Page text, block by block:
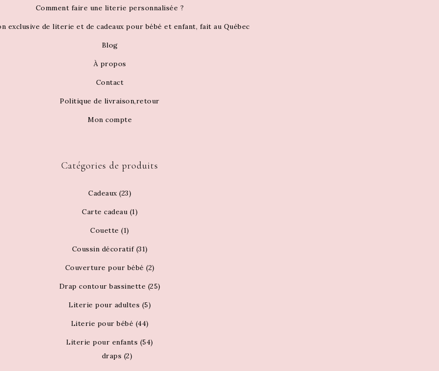
Comment faire une literie personnalisée ?
exclusive de literie et de cadeaux pour bébé et enfant, fait au Québec
Blog
À propos
Contact
Politique de livraison,retour
Mon compte
Catégories de produits
Cadeaux (23)
Carte cadeau (1)
Couette (1)
Coussin décoratif (31)
Couverture pour bébé (2)
Drap contour bassinette (25)
Literie pour adultes (5)
Literie pour bébé (44)
Literie pour enfants (54)
draps (2)